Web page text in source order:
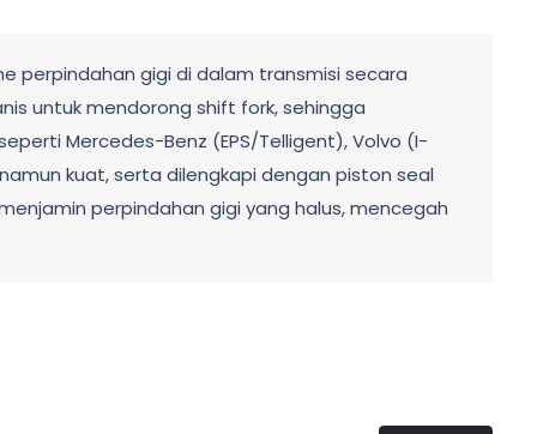
perpindahan gigi di dalam transmisi secara
untuk mendorong shift fork, sehingga
Mercedes-Benz (EPS/Telligent), Volvo (I-
kuat, serta dilengkapi dengan piston seal
perpindahan gigi yang halus, mencegah